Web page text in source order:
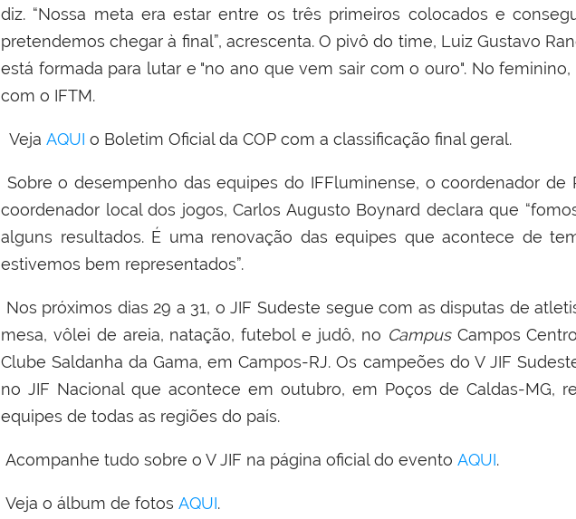
diz. “Nossa meta era estar entre os três primeiros colocados e
pretendemos chegar à final”, acrescenta. O pivô do time, Luiz Gustavo
está formada para lutar e "no ano que vem sair com o ouro". No
com o IFTM.
Veja AQUI o Boletim Oficial da COP com a classificação final geral.
Sobre o desempenho das equipes do IFFluminense, o coordenador de
coordenador local dos jogos,Carlos Augusto Boynard declara que
alguns resultados. É uma renovação das equipes que acontece de
estivemos bem representados”.
Nos próximos dias 29 a 31, o JIF Sudeste segue com as disputas de
mesa, vôlei de areia, natação, futebol e judô, no CampusCampos
Clube Saldanha da Gama, em Campos-RJ. Os campeões do V JIF
no JIF Nacional que acontece em outubro, em Poços de Caldas-MG,
equipes de todas as regiões do país.
Acompanhe tudo sobre o V JIF na página oficial do evento AQUI.
Veja o álbum de fotos AQUI.